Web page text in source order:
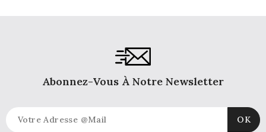
Abonnez-Vous À Notre Newsletter